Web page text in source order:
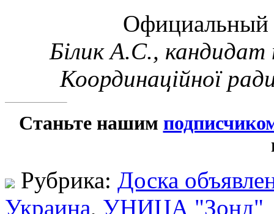
Официальный
Білик А.С., кандидат
Координаційної
Станьте нашим
Рубрика: Доска
Украина, УНИЦА "Зонд"